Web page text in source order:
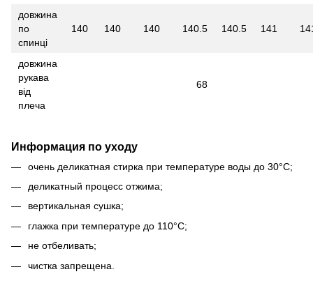
довжина
по
спинці
140 140 140 140.5 140.5 141
довжина
рукава
від
плеча
68
Информация по уходу
очень деликатная стирка при температуре воды до 30°С;
деликатный процесс отжима;
вертикальная сушка;
глажка при температуре до 110°С;
не отбеливать;
чистка запрещена.